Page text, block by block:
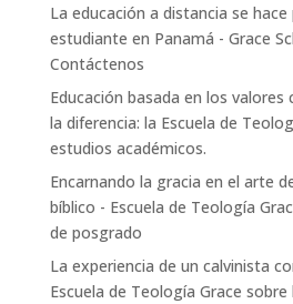
La educación a distancia se
estudiante en Panamá - Grace
Contáctenos
Educación basada en los
la diferencia: la Escuela de
estudios académicos.
Encarnando la gracia en el arte
bíblico - Escuela de Teología
de posgrado
La experiencia de un calvinista
Escuela de Teología Grace sobre